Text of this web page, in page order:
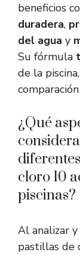
beneficios
duradera,
del agua y
Su fórmula
de la
¿Qué
cloro 10
piscinas?
Al analizar
pastillas de